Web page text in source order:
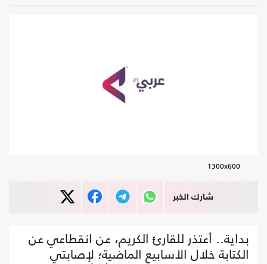
1300x600
شارك الخبر
بداية.. أعتذر للقارئ الكريم، عن انقطاعي عن
الكتابة خلال الأسابيع الماضية؛ لإصابتي